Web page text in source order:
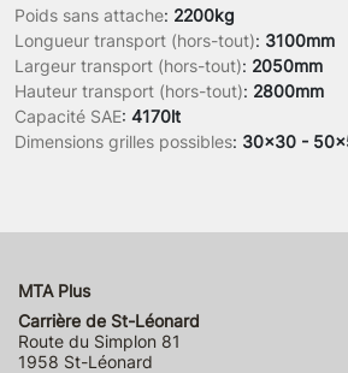
Poids sans attache: 2200kg
Longueur transport (hors-tout): 3100mm
Largeur transport (hors-tout): 2050mm
Hauteur transport (hors-tout): 2800mm
Capacité SAE: 4170lt
Dimensions grilles possibles: 30x30 -
MTA Plus
Carrière de St-Léonard
Route du Simplon 81
1958 St-Léonard